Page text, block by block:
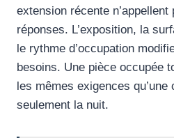
extension récente
réponses. L’exposition, la
le rythme d’occupation
besoins. Une pièce occupée
les mêmes exigences qu’une
seulement la nuit.